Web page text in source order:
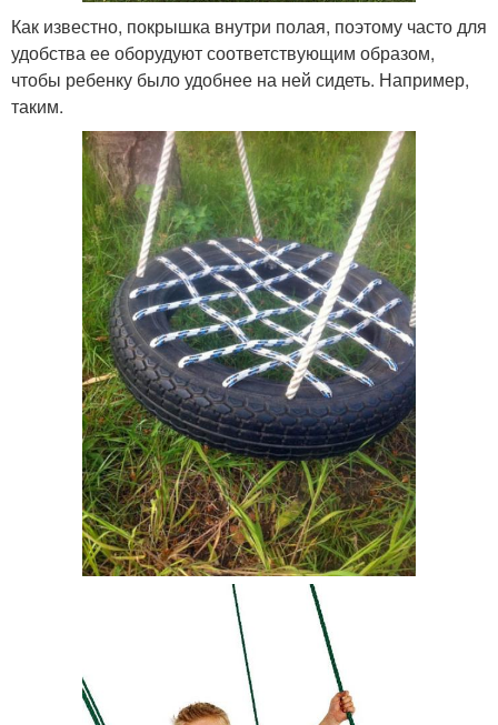
Как известно, покрышка внутри полая, поэтому часто для
удобства ее оборудуют соответствующим образом,
чтобы ребенку было удобнее на ней сидеть. Например,
таким.